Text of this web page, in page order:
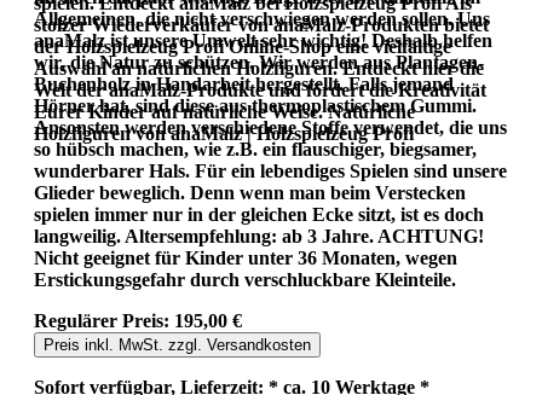
stolzer Wiederverkäufer von anaMalz-Produkten bietet
der Holzspielzeug Profi Online-Shop eine vielfältige
Auswahl an natürlichen Holzfiguren. Entdeckt hier die
Welt der anaMalz-Produkte und fördert die Kreativität
Eurer Kinder auf natürliche Weise. Natürliche
Holzfiguren von anaMalz | Holzspielzeug Profi
Allgemeinen, die nicht verschwiegen werden sollen. Uns
anaMalz ist unsere Umwelt sehr wichtig! Deshalb helfen
wir, die Natur zu schützen. Wir werden aus Plantagen-
Buchenholz in Handarbeit hergestellt. Falls jemand
Hörner hat, sind diese aus thermoplastischem Gummi.
Ansonsten werden verschiedene Stoffe verwendet, die uns
so hübsch machen, wie z.B. ein flauschiger, biegsamer,
wunderbarer Hals. Für ein lebendiges Spielen sind unsere
Glieder beweglich. Denn wenn man beim Verstecken
spielen immer nur in der gleichen Ecke sitzt, ist es doch
langweilig. Altersempfehlung: ab 3 Jahre. ACHTUNG!
Nicht geeignet für Kinder unter 36 Monaten, wegen
Erstickungsgefahr durch verschluckbare Kleinteile.
Regulärer Preis: 195,00 €
Preis inkl. MwSt. zzgl. Versandkosten
Sofort verfügbar, Lieferzeit: * ca. 10 Werktage *